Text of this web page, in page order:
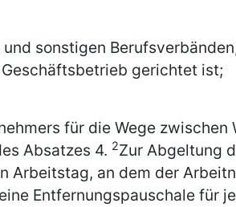
sonstigen
gerichtet ist;
für die Wege zwischen
Absatzes 4. 2Zur Abgeltung
Arbeitstag, an dem der
Entfernungspauschale für